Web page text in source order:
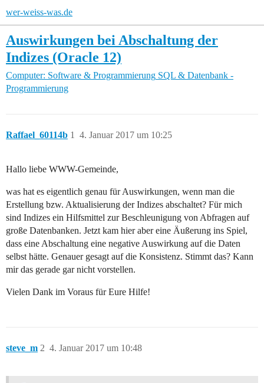
wer-weiss-was.de
Auswirkungen bei Abschaltung der
Indizes (Oracle 12)
Computer: Software & Programmierung SQL & Datenbank -
Programmierung
Raffael_60114b 4. Januar 2017 um 10:25
1
Hallo liebe WWW-Gemeinde,
was hat es eigentlich genau für Auswirkungen, wenn man die
Erstellung bzw. Aktualisierung der Indizes abschaltet? Für mich
sind Indizes ein Hilfsmittel zur Beschleunigung von Abfragen auf
große Datenbanken. Jetzt kam hier aber eine Äußerung ins Spiel,
dass eine Abschaltung eine negative Auswirkung auf die Daten
selbst hätte. Genauer gesagt auf die Konsistenz. Stimmt das? Kann
mir das gerade gar nicht vorstellen.
Vielen Dank im Voraus für Eure Hilfe!
steve_m 4. Januar 2017 um 10:48
2